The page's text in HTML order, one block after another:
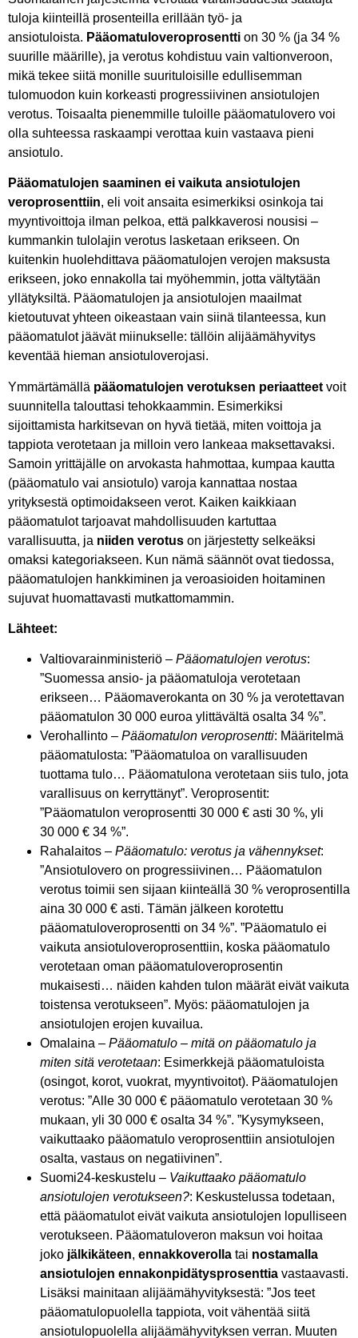
tuloja kiinteillä prosenteilla erillään työ- ja
ansiotuloista. Pääomatuloveroprosentti on 30 % (ja 34 %
suurille määrille), ja verotus kohdistuu vain valtionveroon,
mikä tekee siitä monille suurituloisille edullisemman
tulomuodon kuin korkeasti progressiivinen ansiotulojen
verotus. Toisaalta pienemmille tuloille pääomatulovero voi
olla suhteessa raskaampi verottaa kuin vastaava pieni
ansiotulo.
Pääomatulojen saaminen ei vaikuta ansiotulojen
veroprosenttiin, eli voit ansaita esimerkiksi osinkoja tai
myyntivoittoja ilman pelkoa, että palkkaverosi nousisi –
kummankin tulolajin verotus lasketaan erikseen. On
kuitenkin huolehdittava pääomatulojen verojen maksusta
erikseen, joko ennakolla tai myöhemmin, jotta vältytään
yllätyksiltä. Pääomatulojen ja ansiotulojen maailmat
kietoutuvat yhteen oikeastaan vain siinä tilanteessa, kun
pääomatulot jäävät miinukselle: tällöin alijäämähyvitys
keventää hieman ansiotuloverojasi.
Ymmärtämällä pääomatulojen verotuksen periaatteet voit
suunnitella talouttasi tehokkaammin. Esimerkiksi
sijoittamista harkitsevan on hyvä tietää, miten voittoja ja
tappiota verotetaan ja milloin vero lankeaa maksettavaksi.
Samoin yrittäjälle on arvokasta hahmottaa, kumpaa kautta
(pääomatulo vai ansiotulo) varoja kannattaa nostaa
yrityksestä optimoidakseen verot. Kaiken kaikkiaan
pääomatulot tarjoavat mahdollisuuden kartuttaa
varallisuutta, ja niiden verotus on järjestetty selkeäksi
omaksi kategoriakseen. Kun nämä säännöt ovat tiedossa,
pääomatulojen hankkiminen ja veroasioiden hoitaminen
sujuvat huomattavasti mutkattomammin.
Lähteet:
Valtiovarainministeriö – Pääomatulojen verotus:
”Suomessa ansio- ja pääomatuloja verotetaan
erikseen… Pääomaverokanta on 30 % ja verotettavan
pääomatulon 30 000 euroa ylittävältä osalta 34 %”.
Verohallinto – Pääomatulon veroprosentti: Määritelmä
pääomatulosta: ”Pääomatuloa on varallisuuden
tuottama tulo… Pääomatulona verotetaan siis tulo, jota
varallisuus on kerryttänyt”. Veroprosentit:
”Pääomatulon veroprosentti 30 000 € asti 30 %, yli
30 000 € 34 %”.
Rahalaitos – Pääomatulo: verotus ja vähennykset:
”Ansiotulovero on progressiivinen… Pääomatulon
verotus toimii sen sijaan kiinteällä 30 % veroprosentilla
aina 30 000 € asti. Tämän jälkeen korotettu
pääomatuloveroprosentti on 34 %”. ”Pääomatulo ei
vaikuta ansiotuloveroprosenttiin, koska pääomatulo
verotetaan oman pääomatuloveroprosentin
mukaisesti… näiden kahden tulon määrät eivät vaikuta
toistensa verotukseen”. Myös: pääomatulojen ja
ansiotulojen erojen kuvailua.
Omalaina – Pääomatulo – mitä on pääomatulo ja
miten sitä verotetaan: Esimerkkejä pääomatuloista
(osingot, korot, vuokrat, myyntivoitot). Pääomatulojen
verotus: ”Alle 30 000 € pääomatulo verotetaan 30 %
mukaan, yli 30 000 € osalta 34 %”. ”Kysymykseen,
vaikuttaako pääomatulo veroprosenttiin ansiotulojen
osalta, vastaus on negatiivinen”.
Suomi24-keskustelu – Vaikuttaako pääomatulo
ansiotulojen verotukseen?: Keskustelussa todetaan,
että pääomatulot eivät vaikuta ansiotulojen lopulliseen
verotukseen. Pääomatuloveron maksun voi hoitaa
joko jälkikäteen, ennakkoverolla tai nostamalla
ansiotulojen ennakonpidätysprosenttia vastaavasti.
Lisäksi mainitaan alijäämähyvityksestä: ”Jos teet
pääomatulopuolella tappiota, voit vähentää siitä
ansiotulopuolella alijäämähyvityksen verran. Muuten